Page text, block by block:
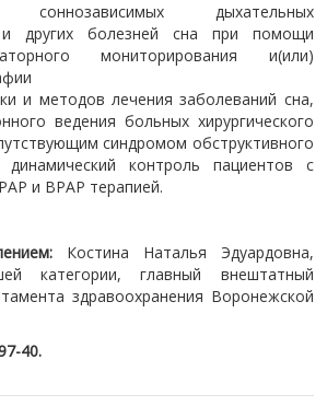
соннозависимых дыхательных
и других болезней сна при помощи
мониторирования и(или)
и методов лечения заболеваний сна,
ведения больных хирургического
синдромом обструктивного
контроль пациентов с
и ВРАР терапией.
Костина Наталья Эдуардовна,
категории, главный внештатный
здравоохранения Воронежской
40.